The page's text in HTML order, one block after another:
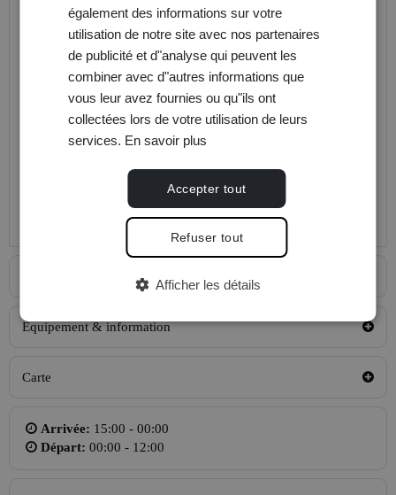
Calendrier de réservation
Chambre Single Deluxe
Calendrier de réservation
Calendrier de réservation
Information prestataire
Equipement & information
Carte
Arrivée: 15:00 - 00:00
Départ: 00:00 - 12:00
également des informations sur votre
utilisation de notre site avec nos partenaires
de publicité et d"analyse qui peuvent les
combiner avec d"autres informations que
vous leur avez fournies ou qu"ils ont
collectées lors de votre utilisation de leurs
services. En savoir plus
Accepter tout
Refuser tout
Afficher les détails